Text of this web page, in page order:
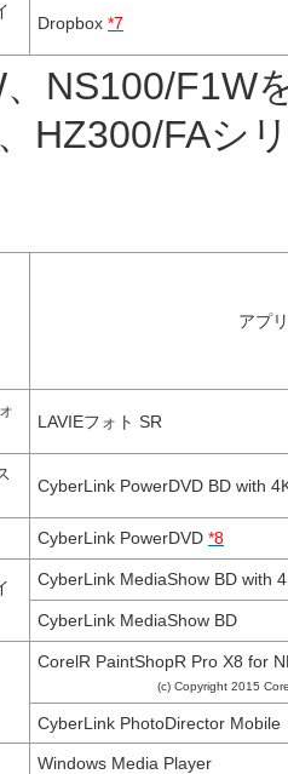
Dropbox *7
NS100/F1W
HZ300/FAシ
アプ
LAVIEフォト SR
CyberLink PowerDVD BD with
CyberLink PowerDVD *8
CyberLink MediaShow BD with
CyberLink MediaShow BD
CorelR PaintShopR Pro X8 for
(c) Copyright 2015
CyberLink PhotoDirector Mobile
Windows Media Player